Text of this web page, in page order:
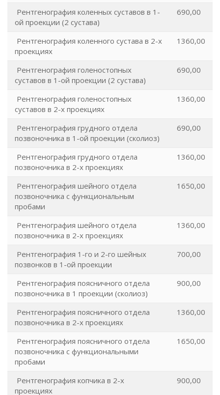
Рентгенография коленных суставов в 1-
ой проекции (2 сустава)
690,00
Рентгенография коленного сустава в 2-х
проекциях
1360,00
Рентгенография голеностопных
суставов в 1-ой проекции (2 сустава)
690,00
Рентгенография голеностопных
суставов в 2-х проекциях
1360,00
Рентгенография грудного отдела
позвоночника в 1-ой проекции (сколиоз)
690,00
Рентгенография грудного отдела
позвоночника в 2-х проекциях
1360,00
Рентгенография шейного отдела
позвоночника с функциональным
пробами
1650,00
Рентгенография шейного отдела
позвоночника в 2-х проекциях
1360,00
Рентгенография 1-го и 2-го шейных
позвонков в 1-ой проекции
700,00
Рентгенография поясничного отдела
позвоночника в 1 проекции (сколиоз)
900,00
Рентгенография поясничного отдела
позвоночника в 2-х проекциях
1360,00
Рентгенография поясничного отдела
позвоночника с функциональными
пробами
1650,00
Рентгенография копчика в 2-х
проекциях
900,00